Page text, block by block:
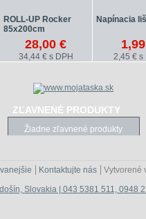
ROLL-UP Rocker
85x200cm
28,00 €
34,44 € s DPH
Napínacia
2,45 € s
ZĽAVNENÉ PRODUKTY
Žiadne zľavnené produkty
Kontaktujte nás
Vytvorené
Slovakia | 043 5381 511, 0948